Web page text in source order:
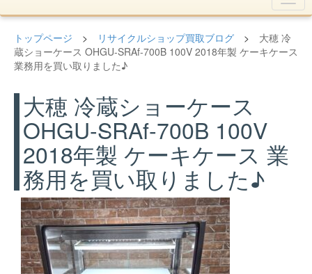
トップページ > リサイクルショップ買取ブログ > 大穂 冷
蔵ショーケース OHGU-SRAf-700B 100V 2018年製 ケーキケース
業務用を買い取りました♪
大穂 冷蔵ショーケース
OHGU-SRAf-700B 100V
2018年製 ケーキケース 業
務用を買い取りました♪